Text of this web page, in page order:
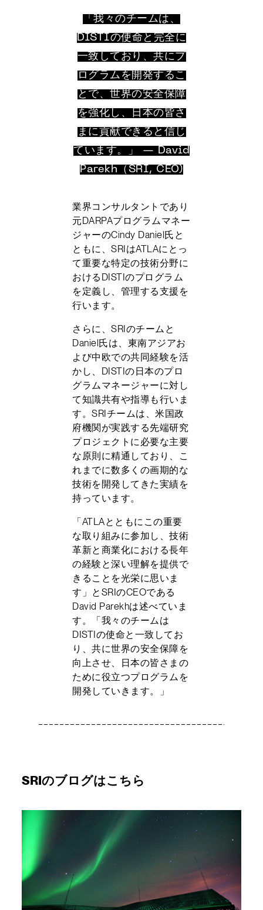
「我々のチームは、
DISTIの使命と完全に
一致しており、共にプ
ログラムを開発するこ
とで、世界の安全保障
を強化し、日本の皆さ
まに貢献できると信じ
ています。」 — David
Parekh（SRI, CEO)
業界コンサルタントであり
元DARPAプログラムマネー
ジャーのCindy Daniel氏と
ともに、SRIはATLAにとっ
て重要な特定の技術分野に
おけるDISTIのプログラム
を定義し、管理する支援を
行います。
さらに、SRIのチームと
Daniel氏は、東南アジアお
よび中欧での共同経験を活
かし、DISTIの日本のプロ
グラムマネージャーに対し
て知識共有や指導も行いま
す。SRIチームは、米国政
府機関が実践する先端研究
プロジェクトに必要な主要
な原則に精通しており、こ
れまでに数多くの画期的な
技術を開発してきた実績を
持っています。
「ATLAとともにこの重要
な取り組みに参加し、技術
革新と商業化における長年
の経験と深い理解を提供で
きることを光栄に思いま
す」とSRIのCEOである
David Parekhは述べていま
す。「我々のチームは
DISTIの使命と一致してお
り、共に世界の安全保障を
向上させ、日本の皆さまの
ために役立つプログラムを
開発していきます。」
SRIのブログはこちら